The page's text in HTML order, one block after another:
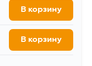
В корзину
В корзину